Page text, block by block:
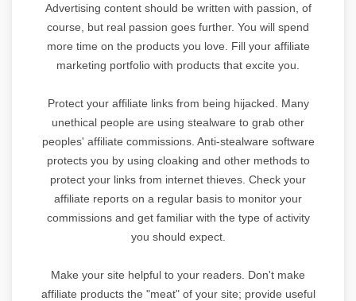
Advertising content should be written with passion, of
course, but real passion goes further. You will spend
more time on the products you love. Fill your affiliate
marketing portfolio with products that excite you.
Protect your affiliate links from being hijacked. Many
unethical people are using stealware to grab other
peoples' affiliate commissions. Anti-stealware software
protects you by using cloaking and other methods to
protect your links from internet thieves. Check your
affiliate reports on a regular basis to monitor your
commissions and get familiar with the type of activity
you should expect.
Make your site helpful to your readers. Don't make
affiliate products the "meat" of your site; provide useful